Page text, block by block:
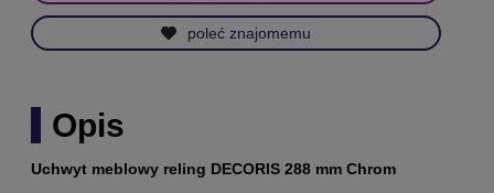
poleć znajomemu
Opis
Uchwyt meblowy reling DECORIS 288 mm Chrom